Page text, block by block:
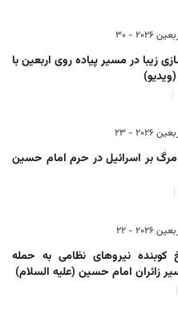
- 30
زیبا در مسیر پیاده روی اربعین با
- 23
بر اسرائیل در حرم امام حسین
- 22
کوبنده نیروهای نظامی به حمله
زائران امام حسین (علیه السلام)